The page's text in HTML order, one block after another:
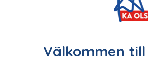
Välkommen till